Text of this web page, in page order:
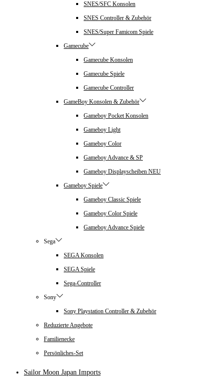
SNES/SFC Konsolen
SNES Controller & Zubehör
SNES/Super Famicom Spiele
Gamecube
Gamecube Konsolen
Gamecube Spiele
Gamecube Controller
GameBoy Konsolen & Zubehör
Gameboy Pocket Konsolen
Gameboy Light
Gameboy Color
Gameboy Advance & SP
Gameboy Displayscheiben NEU
Gameboy Spiele
Gameboy Classic Spiele
Gameboy Color Spiele
Gameboy Advance Spiele
Sega
SEGA Konsolen
SEGA Spiele
Sega-Controller
Sony
Sony Playstation Controller & Zubehör
Reduzierte Angebote
Familienecke
Persönliches-Set
Sailor Moon Japan Imports